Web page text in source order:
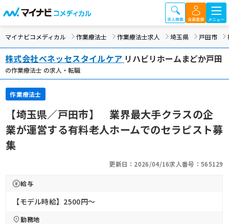
マイナビコメディカル 作業療法士 作業療法士求人 埼玉県 戸田市
株式会社ベネッセスタイルケア リハビリホームまどか戸田
の作業療法士 の求人・転職
作業療法士
【埼玉県／戸田市】 業界最大手クラスの企
業が運営する有料老人ホームでのセラピスト募
集
更新日：2026/04/16求人番号：565129
給与
【モデル時給】2500円〜
勤務地